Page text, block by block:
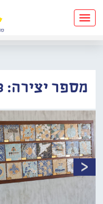
Toggle
navigation
מספר יצירה: #7333